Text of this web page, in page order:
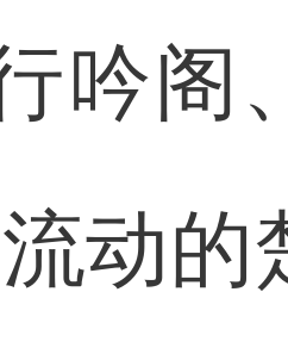
阁、
流动